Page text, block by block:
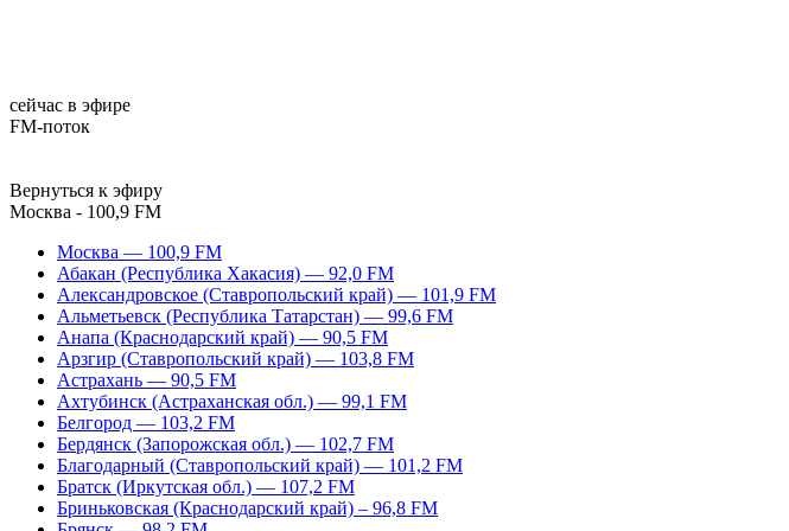
сейчас в эфире
FM-поток
Вернуться к эфиру
Москва - 100,9 FM
Москва — 100,9 FM
Абакан (Республика Хакасия) — 92,0 FM
Александровское (Ставропольский край) — 101,9 FM
Альметьевск (Республика Татарстан) — 99,6 FM
Анапа (Краснодарский край) — 90,5 FM
Арзгир (Ставропольский край) — 103,8 FM
Астрахань — 90,5 FM
Ахтубинск (Астраханская обл.) — 99,1 FM
Белгород — 103,2 FM
Бердянск (Запорожская обл.) — 102,7 FM
Благодарный (Ставропольский край) — 101,2 FM
Братск (Иркутская обл.) — 107,2 FM
Бриньковская (Краснодарский край) – 96,8 FM